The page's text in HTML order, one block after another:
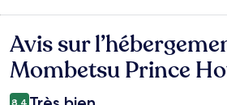
Avis
Avis sur
Mombetsu Prince
8,4